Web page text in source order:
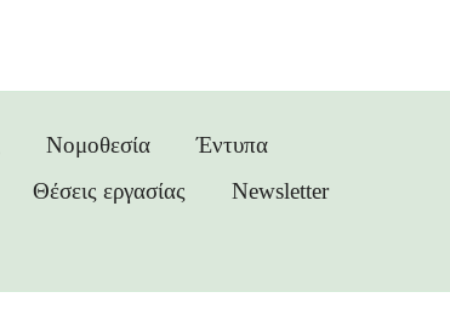
Νομοθεσία
Έντυπα
Θέσεις εργασίας
Newsletter